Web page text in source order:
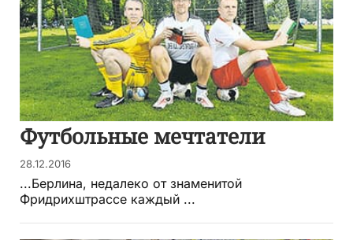
Футбольные мечтатели
28.12.2016
...Берлина, недалеко от знаменитой
Фридрихштрассе каждый ...